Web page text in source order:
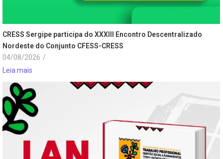
CRESS Sergipe participa do XXXIII Encontro Descentralizado
Nordeste do Conjunto CFESS-CRESS
04/08/2026 /
Leia mais